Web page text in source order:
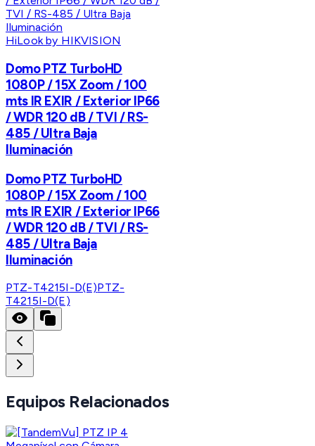
HiLook by HIKVISION
Domo PTZ TurboHD
1080P / 15X Zoom / 100
mts IR EXIR / Exterior IP66
/ WDR 120 dB / TVI / RS-
485 / Ultra Baja
Iluminación
Domo PTZ TurboHD
1080P / 15X Zoom / 100
mts IR EXIR / Exterior IP66
/ WDR 120 dB / TVI / RS-
485 / Ultra Baja
Iluminación
PTZ-T4215I-D(E)PTZ-
T4215I-D(E)
Equipos Relacionados